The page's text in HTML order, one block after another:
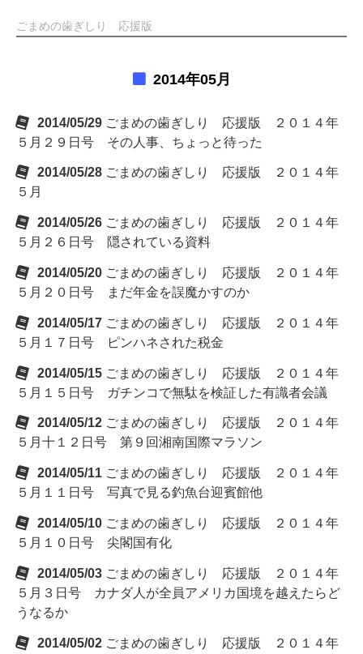
ごまめの歯ぎしり 応援版
2014年05月
2014/05/29 ごまめの歯ぎしり 応援版 ２０１４年
５月２９日号 その人事、ちょっと待った
2014/05/28 ごまめの歯ぎしり 応援版 ２０１４年
５月
2014/05/26 ごまめの歯ぎしり 応援版 ２０１４年
５月２６日号 隠されている資料
2014/05/20 ごまめの歯ぎしり 応援版 ２０１４年
５月２０日号 まだ年金を誤魔かすのか
2014/05/17 ごまめの歯ぎしり 応援版 ２０１４年
５月１７日号 ピンハネされた税金
2014/05/15 ごまめの歯ぎしり 応援版 ２０１４年
５月１５日号 ガチンコで無駄を検証した有識者会議
2014/05/12 ごまめの歯ぎしり 応援版 ２０１４年
５月十１２日号 第９回湘南国際マラソン
2014/05/11 ごまめの歯ぎしり 応援版 ２０１４年
５月１１日号 写真で見る釣魚台迎賓館他
2014/05/10 ごまめの歯ぎしり 応援版 ２０１４年
５月１０日号 尖閣国有化
2014/05/03 ごまめの歯ぎしり 応援版 ２０１４年
５月３日号 カナダ人が全員アメリカ国境を越えたらど
うなるか
2014/05/02 ごまめの歯ぎしり 応援版 ２０１４年